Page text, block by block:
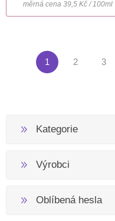
měrná cena 39,5 Kč / 100ml
1 2 3
Kategorie
Výrobci
Oblíbená hesla